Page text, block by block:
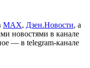
МАХ, Дзен.Новости, а
новостями в канале
— в telegram-канале